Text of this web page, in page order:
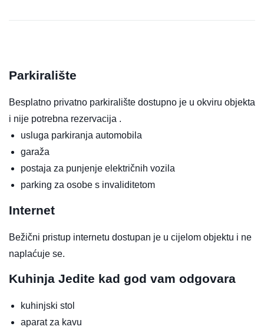
Parkiralište
Besplatno privatno parkiralište dostupno je u okviru objekta
i nije potrebna rezervacija .
usluga parkiranja automobila
garaža
postaja za punjenje električnih vozila
parking za osobe s invaliditetom
Internet
Bežični pristup internetu dostupan je u cijelom objektu i ne
naplaćuje se.
Kuhinja Jedite kad god vam odgovara
kuhinjski stol
aparat za kavu